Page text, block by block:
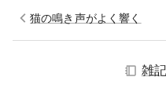
猫の鳴き声がよく響く
雑記